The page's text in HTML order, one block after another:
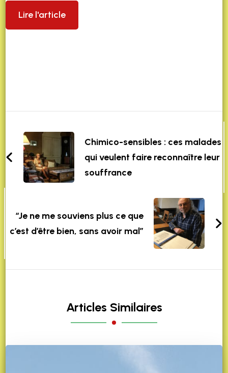
Lire l'article
Chimico-sensibles : ces malades
qui veulent faire reconnaître leur
souffrance
“Je ne me souviens plus ce que
c’est d’être bien, sans avoir mal”
Articles Similaires